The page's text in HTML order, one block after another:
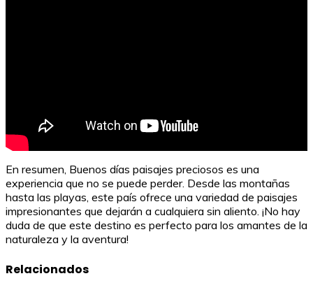
En resumen, Buenos días paisajes preciosos es una
experiencia que no se puede perder. Desde las montañas
hasta las playas, este país ofrece una variedad de paisajes
impresionantes que dejarán a cualquiera sin aliento. ¡No hay
duda de que este destino es perfecto para los amantes de la
naturaleza y la aventura!
Relacionados